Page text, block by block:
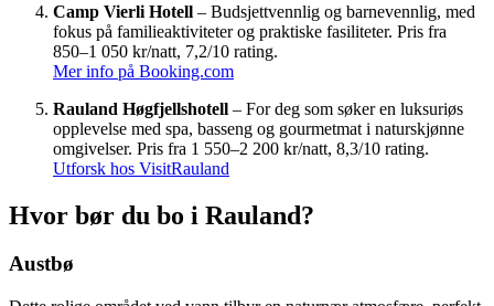
Camp Vierli Hotell – Budsjettvennlig og barnevennlig, med
fokus på familieaktiviteter og praktiske fasiliteter. Pris fra
850–1 050 kr/natt, 7,2/10 rating.
Mer info på Booking.com
Rauland Høgfjellshotell – For deg som søker en luksuriøs
opplevelse med spa, basseng og gourmetmat i naturskjønne
omgivelser. Pris fra 1 550–2 200 kr/natt, 8,3/10 rating.
Utforsk hos VisitRauland
Hvor bør du bo i Rauland?
Austbø